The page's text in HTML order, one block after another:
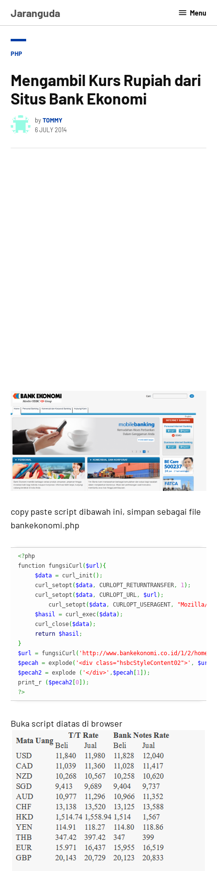
Jaranguda Menu
POSTED
PHP
Mengambil Kurs Rupiah dari
Situs Bank Ekonomi
byTOMMY
6 JULY 2014
copy paste script dibawah ini, simpan sebagai file
bankekonomi.php
<?php
function fungsiCurl ( $url ) {
$data = curl_init ( ) ;
     curl_setopt
( $data, CURLOPT_RETURNTRANSFER, 1) ;
     curl_setopt
( $data, CURLOPT_URL, $url ) ;
         curl_setopt
( $data, CURLOPT_USERAGENT,
"Mozilla/
$hasil
= curl_exec( $data) ;
     curl_close
( $data) ;
return $hasil ;
}
$url
= fungsiCurl ( 'http://www.bankekonomi.co.id/1/2/home/
$pecah = explode( '<div class="hsbcStyleContent02">' , $url
$pecah2 = explode ( '</div>' , $pecah 1 ) ;
print_r
( $pecah2 [0 ) ;
?>
Buka script diatas di browser